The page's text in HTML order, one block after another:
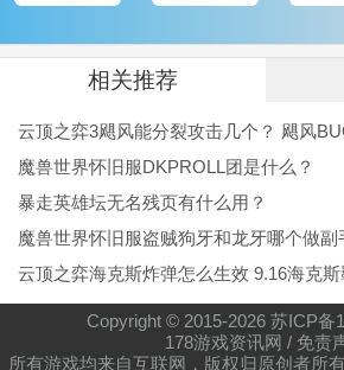
GNBGKAVADA
FJKGKJABKJAB
GNJKSABFJABA
逆世战神福利版每日任务攻略
一.查看方式
每日目标在屏幕右上角首领挑战栏中
南”里的目标即可显示。
每日目标将会在玩家到达100级时开
二.框架介绍
相关推荐
云顶之弈3飓风能分裂攻击几个？ 飓风
魔兽世界怀旧服DKPROLL团是什么？
暴走英雄坛无名残页有什么用？
魔兽世界怀旧服盗贼狗牙和龙牙哪个做副
云顶之弈海克斯炸弹怎么生效 9.16海克斯
Copyright © 2015-2026 苏ICP备
178游戏资讯网 / 免责
所有游戏均来自互联网，版权归原创者所